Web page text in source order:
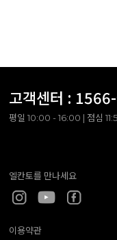
고객센터 :
평일 10:00 - 16:00 | 점심
엘칸토를 만나세요
이용약관